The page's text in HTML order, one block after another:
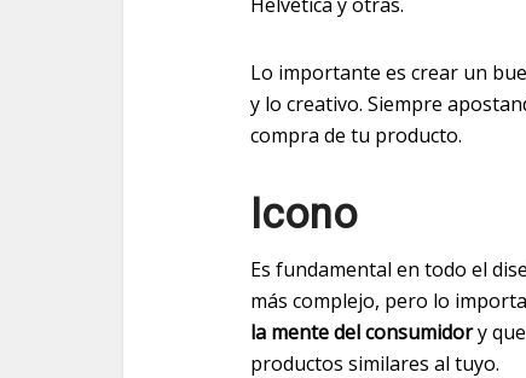
Lo importante es crear un
y lo creativo. Siempre
compra de tu producto.
Icono
Es fundamental en todo el
más complejo, pero lo
la mente del consumidory
productos similares al tuyo.